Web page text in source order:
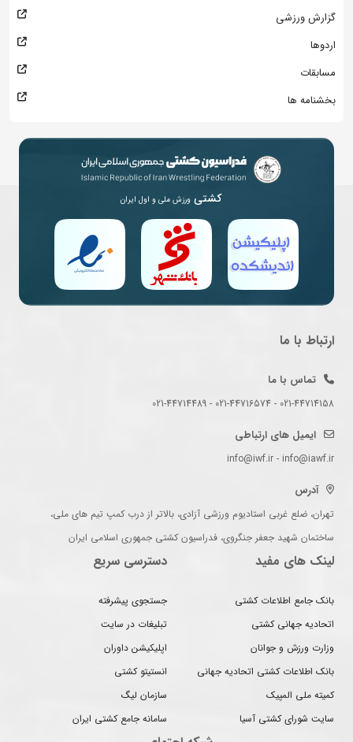
گزارش ورزشی
اردوها
مسابقات
بخشنامه ها
کشتی ورزش ملی و اول ایران
ارتباط با ما
تماس با ما
021-44714158 - 021-44716574 - 021-44714489
ایمیل های ارتباطی
info@iwf.ir - info@iawf.ir
آدرس
تهران، ضلع غربی استادیوم ورزشی آزادی، بالاتر از درب کمپ تیم های ملی،
ساختمان شهید جعفر جنگروی، فدراسیون کشتی جمهوری اسلامی ایران
لینک های مفید
بانک جامع اطلاعات کشتی
اتحادیه جهانی کشتی
وزارت ورزش و جوانان
بانک اطلاعات کشتی اتحادیه جهانی
کمیته ملی المپیک
سایت شورای کشتی آسیا
دسترسی سریع
جستجوی پیشرفته
تبلیغات در سایت
اپلیکیشن داوران
انستیتو کشتی
سازمان لیگ
سامانه جامع کشتی ایران